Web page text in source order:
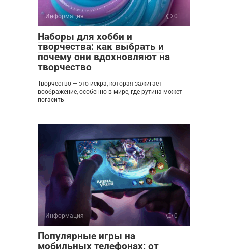
Информация 0
Наборы для хобби и
творчества: как выбрать и
почему они вдохновляют на
творчество
Творчество — это искра, которая зажигает
воображение, особенно в мире, где рутина может
погасить
Информация 0
Популярные игры на
мобильных телефонах: от